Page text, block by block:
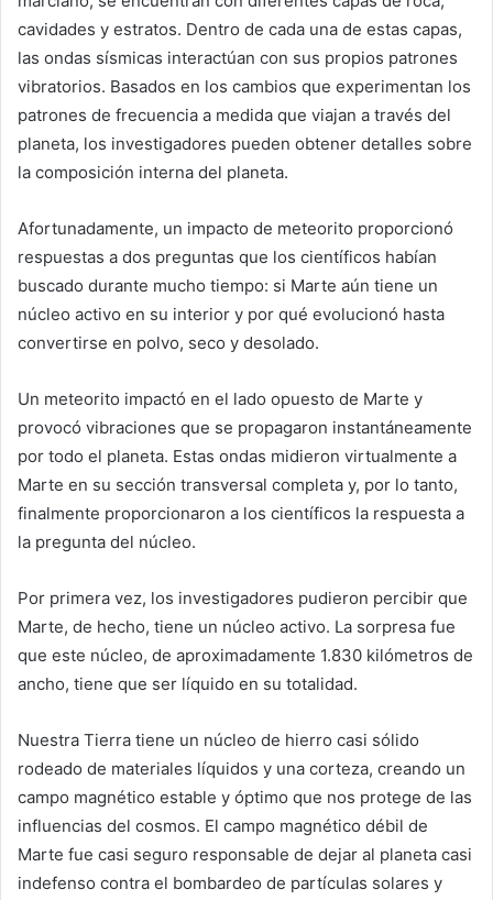
cavidades y estratos. Dentro de cada una de estas capas,
las ondas sísmicas interactúan con sus propios patrones
vibratorios. Basados ​​en los cambios que experimentan los
patrones de frecuencia a medida que viajan a través del
planeta, los investigadores pueden obtener detalles sobre
la composición interna del planeta.
Afortunadamente, un impacto de meteorito proporcionó
respuestas a dos preguntas que los científicos habían
buscado durante mucho tiempo: si Marte aún tiene un
núcleo activo en su interior y por qué evolucionó hasta
convertirse en polvo, seco y desolado.
Un meteorito impactó en el lado opuesto de Marte y
provocó vibraciones que se propagaron instantáneamente
por todo el planeta. Estas ondas midieron virtualmente a
Marte en su sección transversal completa y, por lo tanto,
finalmente proporcionaron a los científicos la respuesta a
la pregunta del núcleo.
Por primera vez, los investigadores pudieron percibir que
Marte, de hecho, tiene un núcleo activo. La sorpresa fue
que este núcleo, de aproximadamente 1.830 kilómetros de
ancho, tiene que ser líquido en su totalidad.
Nuestra Tierra tiene un núcleo de hierro casi sólido
rodeado de materiales líquidos y una corteza, creando un
campo magnético estable y óptimo que nos protege de las
influencias del cosmos. El campo magnético débil de
Marte fue casi seguro responsable de dejar al planeta casi
indefenso contra el bombardeo de partículas solares y